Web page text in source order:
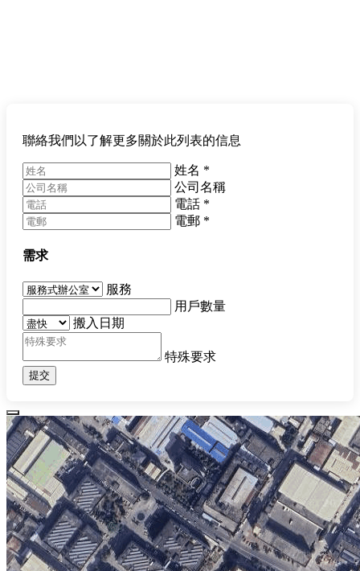
聯絡我們以了解更多關於此列表的信息
姓名 *
公司名稱
電話 *
電郵 *
需求
服務
用戶數量
搬入日期
特殊要求
提交